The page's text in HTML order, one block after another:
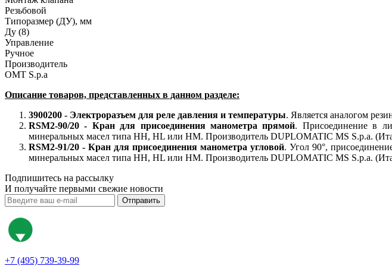
Резьбовой
Типоразмер (ДУ), мм
Ду (8)
Управление
Ручное
Производитель
OMT S.p.a
Описание товаров, представленных в данном разделе:
3900200 - Электроразъем для реле давления и температуры. Является аналогом
RSM2-90/20 - Кран для присоединения манометра прямой. Присоединение в
минеральных масел типа НН, HL или HМ. Производитель DUPLOMATIC MS S.p.a.
RSM2-91/20 - Кран для присоединения манометра угловой. Угол 90°,
минеральных масел типа НН, HL или HМ. Производитель DUPLOMATIC MS S.p.a.
Подпишитесь на рассылку
И получайте первыми свежие новости
Отправить
+7 (495) 739-39-99